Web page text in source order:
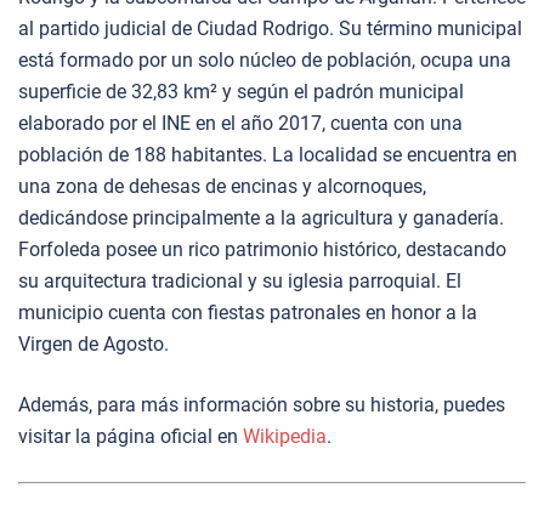
al partido judicial de Ciudad Rodrigo. Su término municipal
está formado por un solo núcleo de población, ocupa una
superficie de 32,83 km² y según el padrón municipal
elaborado por el INE en el año 2017, cuenta con una
población de 188 habitantes. La localidad se encuentra en
una zona de dehesas de encinas y alcornoques,
dedicándose principalmente a la agricultura y ganadería.
Forfoleda posee un rico patrimonio histórico, destacando
su arquitectura tradicional y su iglesia parroquial. El
municipio cuenta con fiestas patronales en honor a la
Virgen de Agosto.
Además, para más información sobre su historia, puedes
visitar la página oficial en Wikipedia.